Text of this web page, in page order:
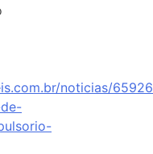
noticias/